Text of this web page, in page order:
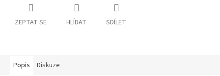
ZEPTAT SE HLÍDAT SDÍLET
Popis Diskuze